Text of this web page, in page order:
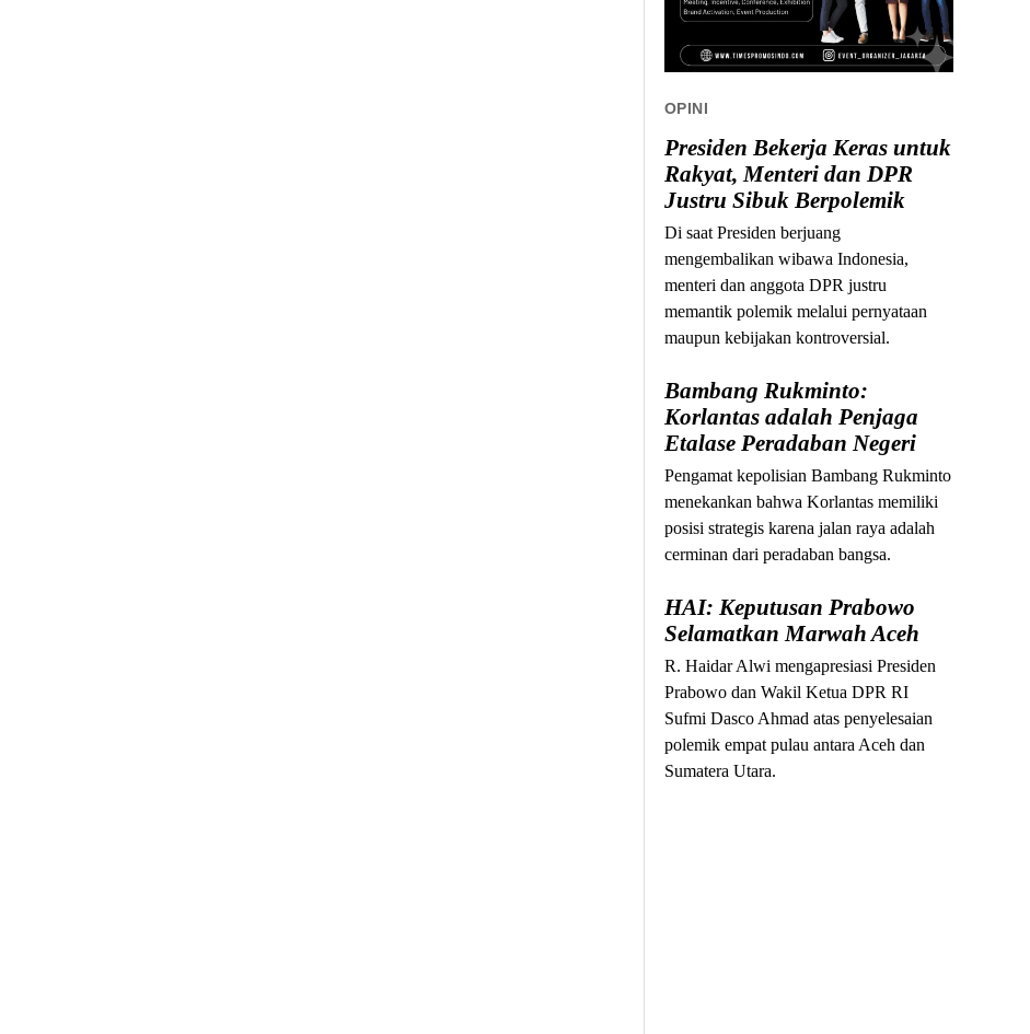
OPINI
Presiden Bekerja Keras untuk
Rakyat, Menteri dan DPR
Justru Sibuk Berpolemik
Di saat Presiden berjuang
mengembalikan wibawa Indonesia,
menteri dan anggota DPR justru
memantik polemik melalui pernyataan
maupun kebijakan kontroversial.
Bambang Rukminto:
Korlantas adalah Penjaga
Etalase Peradaban Negeri
Pengamat kepolisian Bambang Rukminto
menekankan bahwa Korlantas memiliki
posisi strategis karena jalan raya adalah
cerminan dari peradaban bangsa.
HAI: Keputusan Prabowo
Selamatkan Marwah Aceh
R. Haidar Alwi mengapresiasi Presiden
Prabowo dan Wakil Ketua DPR RI
Sufmi Dasco Ahmad atas penyelesaian
polemik empat pulau antara Aceh dan
Sumatera Utara.